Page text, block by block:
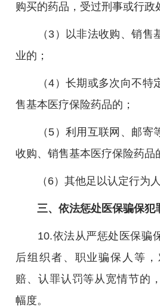
购买的药品，受过刑事或行政
（3）以非法收购、销售
业的；
（4）长期或多次向不特
售基本医疗保险药品的；
（5）利用互联网、邮寄
收购、销售基本医疗保险药品
（6）其他足以认定行为人
三、依法惩处医保骗保犯
10.依法从严惩处医保骗
后组织者、职业骗保人等
赔、认罪认罚等从宽情节的
幅度。